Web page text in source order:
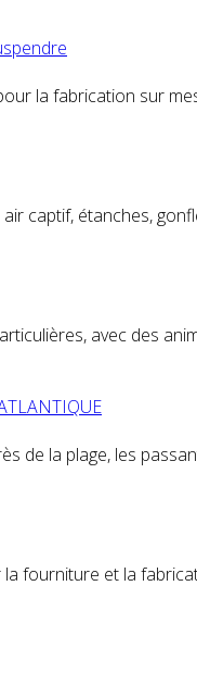
la fabrication sur
captif, étanches,
avec des
de la plage, les
fourniture et la